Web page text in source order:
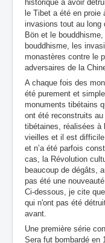
historique à avoir
le Tibet a été en
invasions tout au long
Bön et le
bouddhisme, les
monastères contre le
adversaires de la
A chaque fois des
été purement et
monuments tibétains
ont été reconstruits
tibétaines, réalisées à
vieilles et il est
et n’a été parfois
cas, la Révolution
beaucoup de dégâts,
pas été une
Ci-dessous, je cite
qui n'ont pas été
avant.
Une première série
Sera fut bombardé en